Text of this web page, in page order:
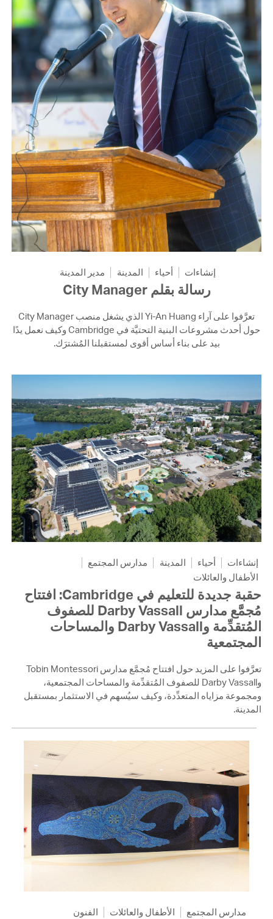
إنشاءات أحياء المدينة مدير المدينة
رسالة بقلم City Manager
تعرَّفوا على آراء Yi-An Huang الذي يشغل منصب City Manager
حول أحدث مشروعات البنية التحتيَّة في Cambridge وكيف نعمل يدًا
بيد على بناء أساس أقوى لمستقبلنا المُشترَك.
إنشاءات أحياء المدينة
مدارس المجتمع
الأطفال والعائلات
حقبة جديدة للتعليم في Cambridge: افتتاح
مُجمَّع مدارس Darby Vassall للصفوف
المُتقدِّمة وDarby Vassall والمساحات
المجتمعية
تعرَّفوا على المزيد حول افتتاح مُجمَّع مدارس Tobin Montessori
وDarby Vassall للصفوف المُتقدِّمة والمساحات المجتمعية،
ومجموعة مزاياه المتعدِّدة، وكيف سيُسهم في الاستثمار بمستقبل
المدينة.
مدارس المجتمع الأطفال والعائلات الفنون